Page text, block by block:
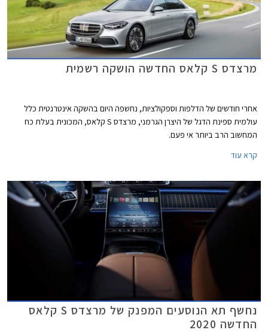
מרצדס S קלאס החדשה הושקה רשמית
אחרי חודשים של הדלפות וספקולציות, נחשפה היום בהשקה אינטרנטית כלל
עולמית ספינת הדגל של היצרן הגרמני, מרצדס S קלאס, המכונית בעלת כח
המחשוב הרב ביותר אי פעם.
קרא עוד
נחשף תא הנוסעים המפנק של מרצדס S קלאס
החדשה 2020